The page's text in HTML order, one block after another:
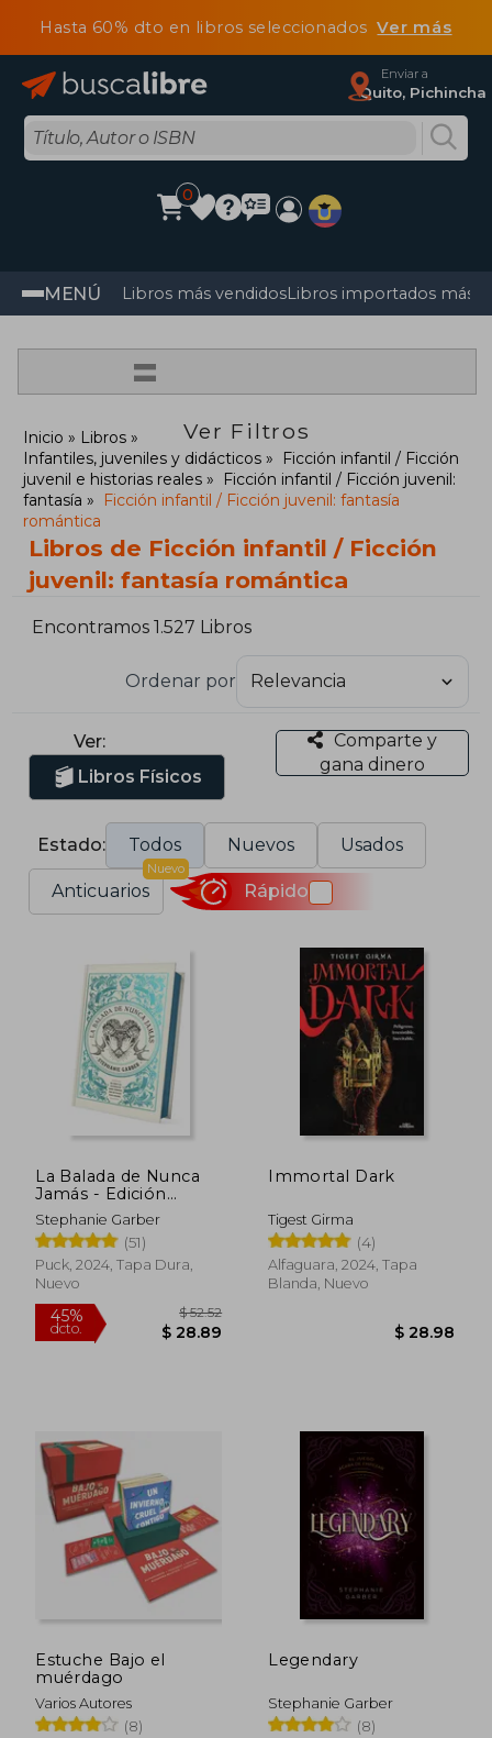
Hasta 60% dto en libros seleccionadosVer más
Enviar a
Quito, Pichincha
0
MENÚ Libros más vendidosLibros importados más
=
Ver Filtros
Inicio
Libros
Infantiles, juveniles y didácticos
Ficción infantil / Ficción
juvenil e historias reales
Ficción infantil / Ficción juvenil:
fantasía
Ficción infantil / Ficción juvenil: fantasía
romántica
Libros de Ficción infantil / Ficción
juvenil: fantasía romántica
Encontramos 1.527 Libros
Ordenar por
Ver:
Libros Físicos
Comparte y
gana dinero
Estado: Todos Nuevos Usados
Anticuarios
Nuevo
Rápido
La Balada de Nunca
Jamás - Edición
Limitada (Once upon
a Broken Heart, 2)
Stephanie Garber
(51)
Puck, 2024, Tapa Dura,
Nuevo
45%
dcto.
Immortal Dark
Tigest Girma
(4)
Alfaguara, 2024, Tapa
Blanda, Nuevo
Estuche Bajo el
muérdago
Varios Autores
(8)
Legendary
Stephanie Garber
(8)